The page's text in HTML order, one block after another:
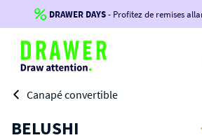
Jusqu'à-100€*sur votre
-voir conditions en bas de
DRAWER DAYS- Profitez de remises
Canapé convertible
BELUSHI